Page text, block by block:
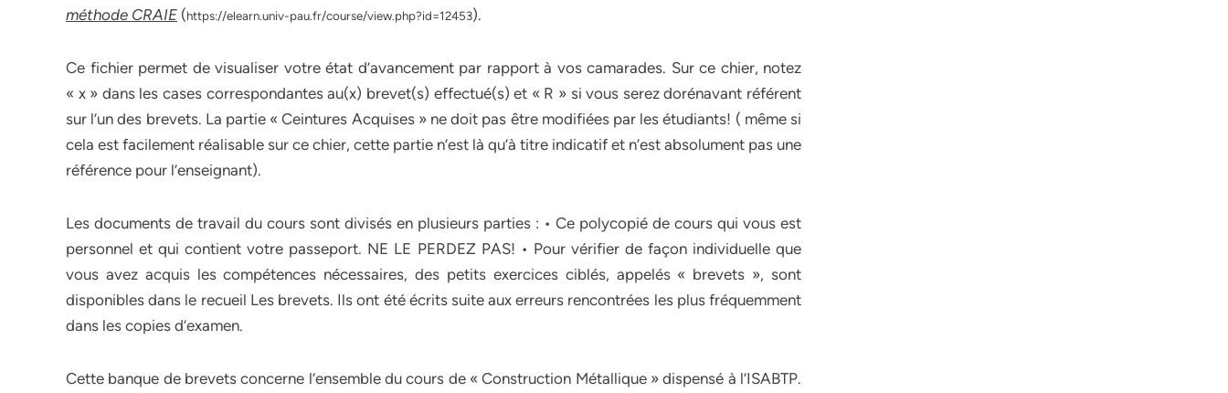
méthode CRAIE (https://elearn.univ-pau.fr/course/view.php?id=12453).
Ce fichier permet de visualiser votre état d’avancement par rapport à vos camarades. Sur ce chier, notez
« x » dans les cases correspondantes au(x) brevet(s) effectué(s) et « R » si vous serez dorénavant référent
sur l’un des brevets. La partie « Ceintures Acquises » ne doit pas être modifiées par les étudiants! ( même si
cela est facilement réalisable sur ce chier, cette partie n’est là qu’à titre indicatif et n’est absolument pas une
référence pour l’enseignant).
Les documents de travail du cours sont divisés en plusieurs parties : • Ce polycopié de cours qui vous est
personnel et qui contient votre passeport. NE LE PERDEZ PAS! • Pour vérifier de façon individuelle que
vous avez acquis les compétences nécessaires, des petits exercices ciblés, appelés « brevets », sont
disponibles dans le recueil Les brevets. Ils ont été écrits suite aux erreurs rencontrées les plus fréquemment
dans les copies d’examen.
Cette banque de brevets concerne l’ensemble du cours de « Construction Métallique » dispensé à l’ISABTP.